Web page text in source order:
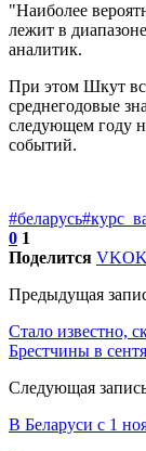
"Наиболее
лежит в
аналитик.
При этом Шкут
среднегодовые
следующем году
событий.
#беларусь
0 1
Поделится VK
Предыдущая
Стало известно,
Брестчины в
Следующая
В Беларуси с 1